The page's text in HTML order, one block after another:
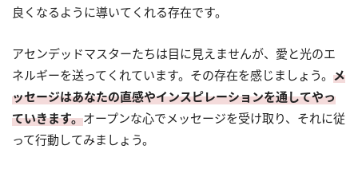
良くなるように導いてくれる存在です。
アセンデッドマスターたちは目に見えませんが、愛と光のエ
ネルギーを送ってくれています。その存在を感じましょう。 メ
ッセージはあなたの直感やインスピレーションを通してやっ
ていきます。オープンな心でメッセージを受け取り、それに従
って行動してみましょう。